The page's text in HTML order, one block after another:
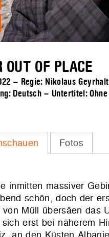
OUT OF PLACE
– Regie: Nikolaus
Deutsch – Untertitel:
Fotos
inmitten massiver
schön, doch der
von Müll übersäen das
erst bei näherem